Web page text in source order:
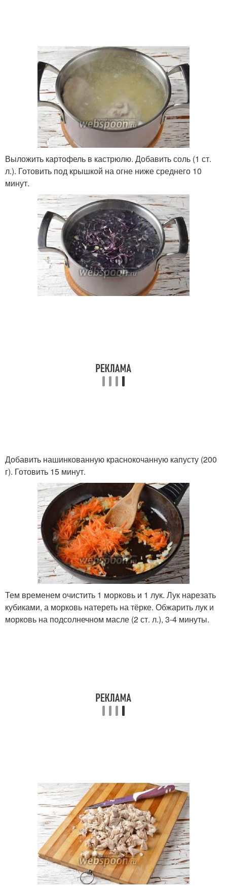
Выложить картофель в кастрюлю. Добавить соль (1 ст.
л.). Готовить под крышкой на огне ниже среднего 10
минут.
Добавить нашинкованную краснокочанную капусту (200
г). Готовить 15 минут.
Тем временем очистить 1 морковь и 1 лук. Лук нарезать
кубиками, а морковь натереть на тёрке. Обжарить лук и
морковь на подсолнечном масле (2 ст. л.), 3-4 минуты.